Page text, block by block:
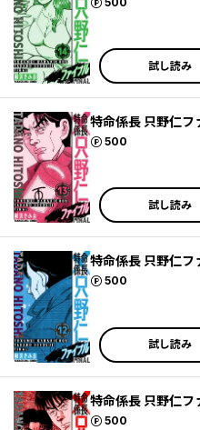
試し読み
特命係長 只野仁
500
ポイント
試し読み
特命係長 只野仁
500
ポイント
試し読み
特命係長 只野仁
500
ポイント